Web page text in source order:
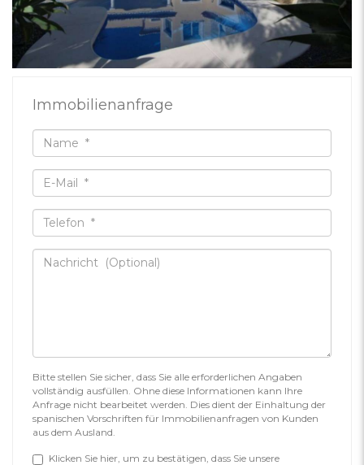
Immobilienanfrage
Bitte stellen Sie sicher, dass Sie alle erforderlichen Angaben
vollständig ausfüllen. Ohne diese Informationen kann Ihre
Anfrage nicht bearbeitet werden. Dies dient der Einhaltung der
spanischen Vorschriften für Immobilienanfragen von Kunden
aus dem Ausland.
Klicken Sie hier, um zu bestätigen, dass Sie unsere